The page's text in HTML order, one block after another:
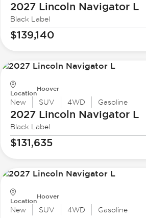
2027 Lincoln Navigator L
Black Label
$139,140
Location
Hoover
New SUV 4WD Gasoline
2027 Lincoln Navigator L
Black Label
$131,635
Location
Hoover
New SUV 4WD Gasoline